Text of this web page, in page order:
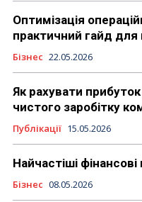
Оптимізація
практичний гайд для
Бізнес 22.05.2026
Як рахувати прибуток
чистого заробітку
Публікації 15.05.2026
Найчастіші
Бізнес 08.05.2026